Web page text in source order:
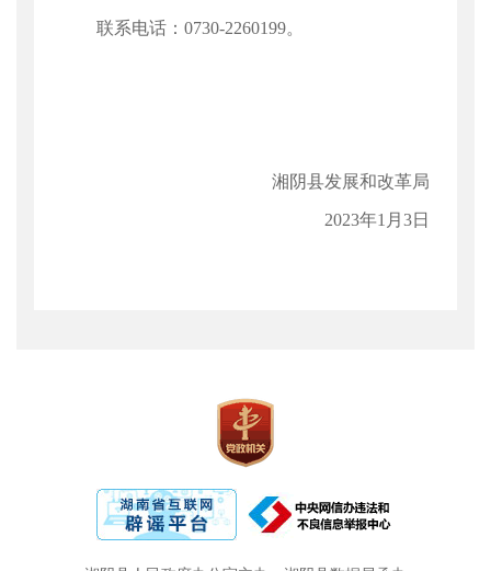
联系电话：0730-2260199。
湘阴县发展和改革局
2023年1月3日